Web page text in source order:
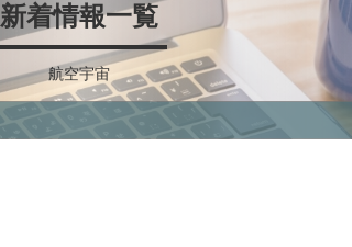
新着情報一覧
航空宇宙